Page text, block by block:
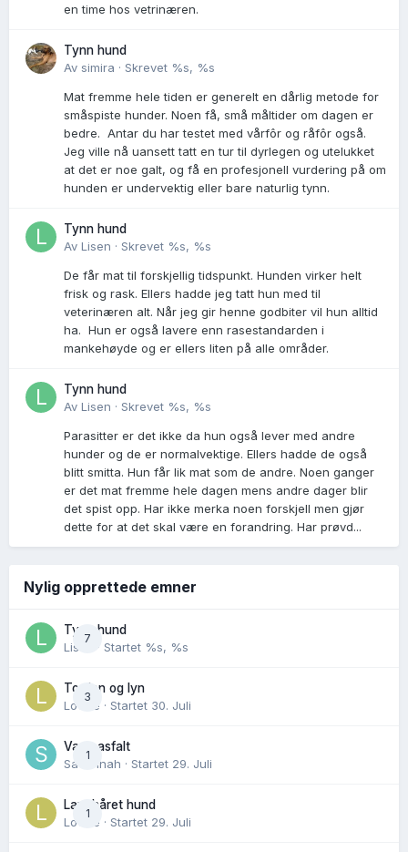
en time hos vetrinæren.
Tynn hund
Av simira · Skrevet %s, %s
Mat fremme hele tiden er generelt en dårlig metode for
småspiste hunder. Noen få, små måltider om dagen er
bedre. Antar du har testet med vårfôr og råfôr også.
Jeg ville nå uansett tatt en tur til dyrlegen og utelukket
at det er noe galt, og få en profesjonell vurdering på om
hunden er undervektig eller bare naturlig tynn.
Tynn hund
Av Lisen · Skrevet %s, %s
De får mat til forskjellig tidspunkt. Hunden virker helt
frisk og rask. Ellers hadde jeg tatt hun med til
veterinæren alt. Når jeg gir henne godbiter vil hun alltid
ha. Hun er også lavere enn rasestandarden i
mankehøyde og er ellers liten på alle områder.
Tynn hund
Av Lisen · Skrevet %s, %s
Parasitter er det ikke da hun også lever med andre
hunder og de er normalvektige. Ellers hadde de også
blitt smitta. Hun får lik mat som de andre. Noen ganger
er det mat fremme hele dagen mens andre dager blir
det spist opp. Har ikke merka noen forskjell men gjør
dette for at det skal være en forandring. Har prøvd...
Nylig opprettede emner
7
Tynn hund
Lisen
· Startet %s, %s
3
Torden og lyn
Lovise · Startet 30. Juli
1
Varm asfalt
Savannah · Startet 29. Juli
1
Langhåret hund
Lovise · Startet 29. Juli